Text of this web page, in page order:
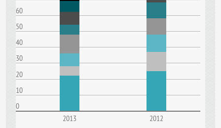
60
50
40
30
20
10
0
2013
2012